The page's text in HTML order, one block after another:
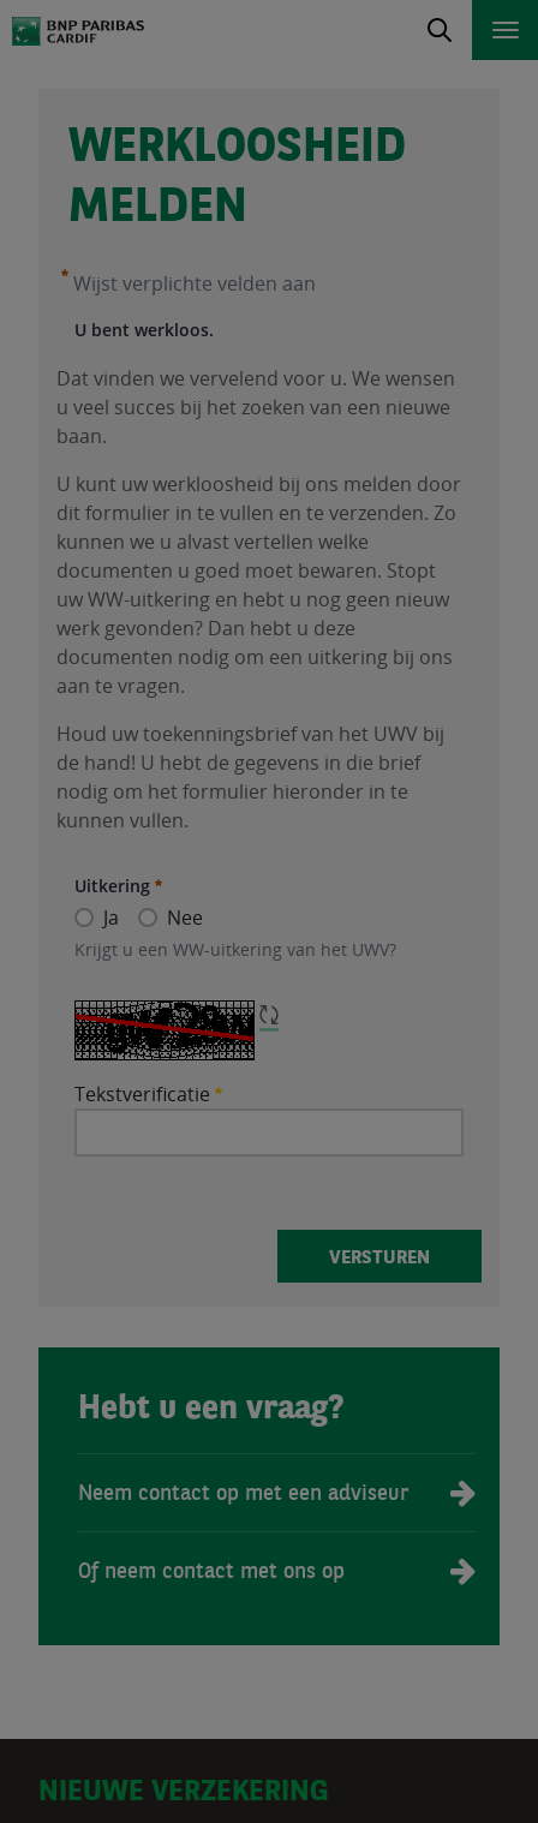
WERKLOOSHEID
MELDEN
Wijst verplichte velden aan
U bent werkloos.
Dat vinden we vervelend voor u. We wensen
u veel succes bij het zoeken van een nieuwe
baan.
U kunt uw werkloosheid bij ons melden door
dit formulier in te vullen en te verzenden. Zo
kunnen we u alvast vertellen welke
documenten u goed moet bewaren. Stopt
uw WW-uitkering en hebt u nog geen nieuw
werk gevonden? Dan hebt u deze
documenten nodig om een uitkering bij ons
aan te vragen.
Houd uw toekenningsbrief van het UWV bij
de hand! U hebt de gegevens in die brief
nodig om het formulier hieronder in te
kunnen vullen.
Dat vinden we vervelend voor u. We wensen u
U kunt uw werkloosheid bij ons melden door dit
Uitkering
Ja
Nee
UitkeringKrijgt u een WW-uitkering van het UWV?
Krijgt u een WW-uitkering van het UWV?
Tekstverificatie
VERSTUREN
Hebt u een vraag?
Neem contact op met een adviseur
Of neem contact met ons op
D
NIEUWE VERZEKERING